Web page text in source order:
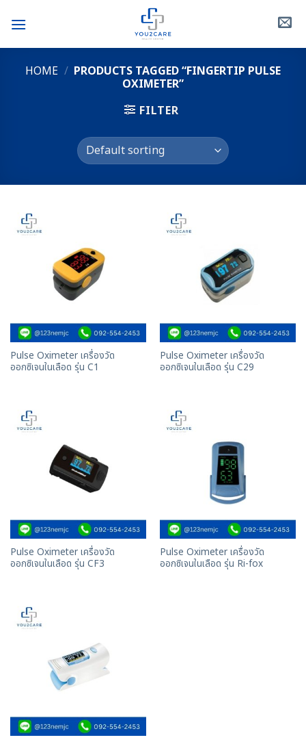
HOME / PRODUCTS TAGGED “FINGERTIP PULSE
OXIMETER”
FILTER
Pulse Oximeter เครื่องวัด
ออกซิเจนในเลือด รุ่น C1
Pulse Oximeter เครื่องวัด
ออกซิเจนในเลือด รุ่น C29
Pulse Oximeter เครื่องวัด
ออกซิเจนในเลือด รุ่น CF3
Pulse Oximeter เครื่องวัด
ออกซิเจนในเลือด รุ่น Ri-fox